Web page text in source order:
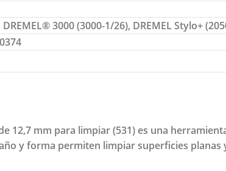
3000 (3000-1/26), DREMEL Stylo+
12,7 mm para limpiar (531) es una
y forma permiten limpiar superficies